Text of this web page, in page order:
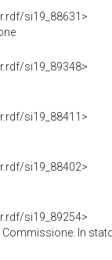
si19_88631>
si19_89348>
si19_88411>
si19_88402>
si19_89254>
In